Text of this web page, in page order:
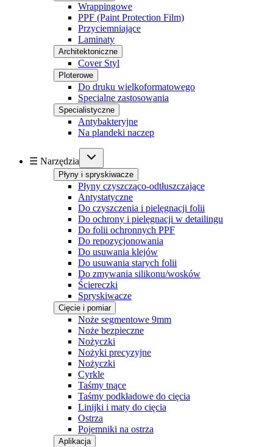
Wrappingowe
PPF (Paint Protection Film)
Przyciemniające
Laminaty
Architektoniczne
Cover Styl
Ploterowe
Do druku wielkoformatowego
Specialne zastosowania
Specialistyczne
Antybakteryjne
Na plandeki naczep
☰ Narzędzia
Płyny i spryskiwacze
Płyny czyszcząco-odtłuszczające
Antystatyczne
Do czyszczenia i pielęgnacji folii
Do ochrony i pielęgnacji w detailingu
Do folii ochronnych PPF
Do repozycjonowania
Do usuwania klejów
Do usuwania starych folii
Do zmywania silikonu/wosków
Ściereczki
Spryskiwacze
Cięcie i pomiar
Noże segmentowe 9mm
Noże bezpieczne
Nożyczki
Nożyki precyzyjne
Nożyczki
Cyrkle
Taśmy tnące
Taśmy podkładowe do cięcia
Linijki i maty do cięcia
Ostrza
Pojemniki na ostrza
Aplikacja